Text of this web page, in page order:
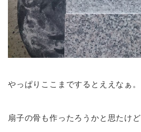
やっぱりここまでするとええなぁ。
扇子の骨も作ったろうかと思たけど